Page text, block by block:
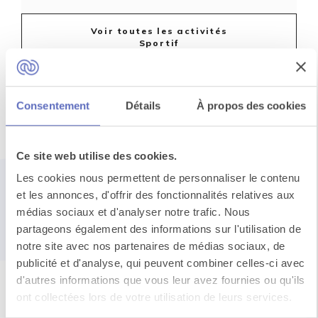
Consentement Détails À propos des cookies
Ce site web utilise des cookies.
Les cookies nous permettent de personnaliser le contenu
et les annonces, d'offrir des fonctionnalités relatives aux
médias sociaux et d'analyser notre trafic. Nous
partageons également des informations sur l'utilisation de
notre site avec nos partenaires de médias sociaux, de
publicité et d'analyse, qui peuvent combiner celles-ci avec
d'autres informations que vous leur avez fournies ou qu'ils
ont collectées lors de votre utilisation de leurs services.
Voir toutes les activités
Sportif
Un événement
qui rassemble
impact stratégique
etenthousiasme
sur-mesure